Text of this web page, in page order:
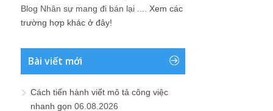
Blog Nhân sự mang đi bán lại .... Xem các
trường hợp khác ở đây!
Bài viết mới
Cách tiến hành viết mô tả công việc
nhanh gọn 06.08.2026